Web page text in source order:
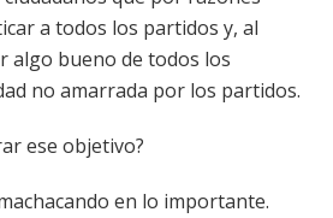
a todos los partidos y, al
algo bueno de todos los
no amarrada por los partidos.
ese objetivo?
en lo importante.